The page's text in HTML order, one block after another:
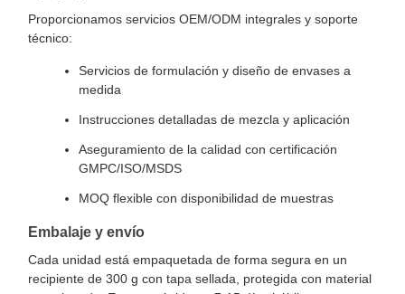
Proporcionamos servicios OEM/ODM integrales y soporte
técnico:
Servicios de formulación y diseño de envases a
medida
Instrucciones detalladas de mezcla y aplicación
Aseguramiento de la calidad con certificación
GMPC/ISO/MSDS
MOQ flexible con disponibilidad de muestras
Embalaje y envío
Cada unidad está empaquetada de forma segura en un
recipiente de 300 g con tapa sellada, protegida con material